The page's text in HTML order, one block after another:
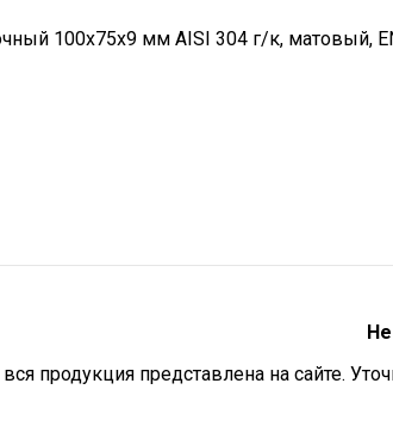
100х75х9 мм AISI 304 г/к, матовый,
продукция представлена на сайте.